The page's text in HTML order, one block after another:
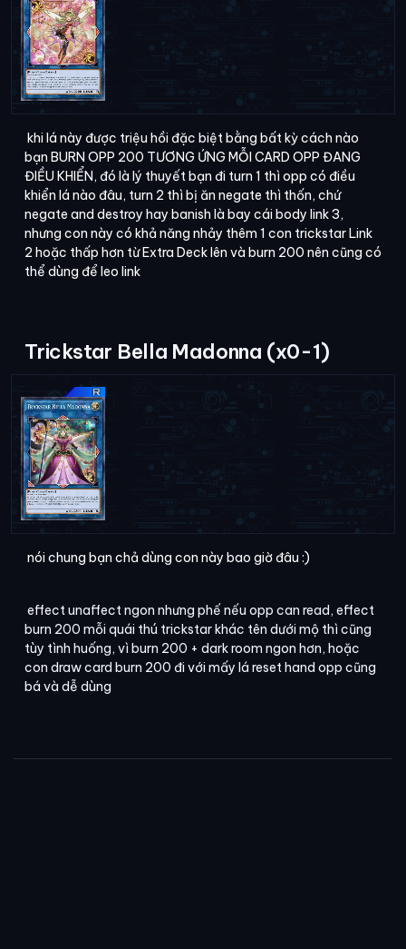
khi lá này được triệu hồi đặc biệt bằng bất kỳ cách nào
bạn BURN OPP 200 TƯƠNG ỨNG MỖI CARD OPP ĐANG
ĐIỀU KHIỂN, đó là lý thuyết bạn đi turn 1 thì opp có điều
khiển lá nào đâu, turn 2 thì bị ăn negate thì thốn, chứ
negate and destroy hay banish là bay cái body link 3,
nhưng con này có khả năng nhảy thêm 1 con trickstar Link
2 hoặc thấp hơn từ Extra Deck lên và burn 200 nên cũng có
thể dùng để leo link
Trickstar Bella Madonna (x0-1)
nói chung bạn chả dùng con này bao giờ đâu :)
effect unaffect ngon nhưng phế nếu opp can read, effect
burn 200 mỗi quái thú trickstar khác tên dưới mộ thì cũng
tùy tình huống, vì burn 200 + dark room ngon hơn, hoặc
con draw card burn 200 đi với mấy lá reset hand opp cũng
bá và dễ dùng